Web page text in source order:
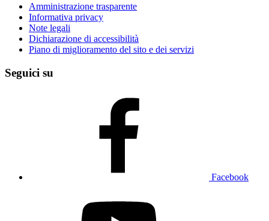
Amministrazione trasparente
Informativa privacy
Note legali
Dichiarazione di accessibilità
Piano di miglioramento del sito e dei servizi
Seguici su
Facebook